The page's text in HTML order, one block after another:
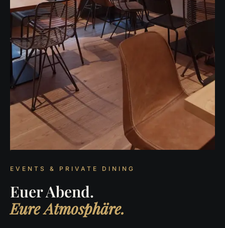
EVENTS & PRIVATE DINING
Euer Abend.
Eure Atmosphäre.